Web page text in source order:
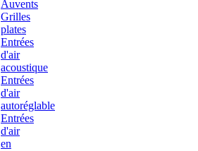
Auvents
Grilles
plates
Entrées
d'air
acoustique
Entrées
d'air
autoréglable
Entrées
d'air
en